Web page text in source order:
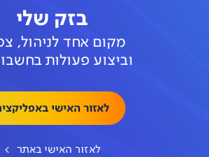
בזק שלי
מקום אחד לניהול,
וביצוע פעולות
לאזור האישי
לאזור האישי באתר >